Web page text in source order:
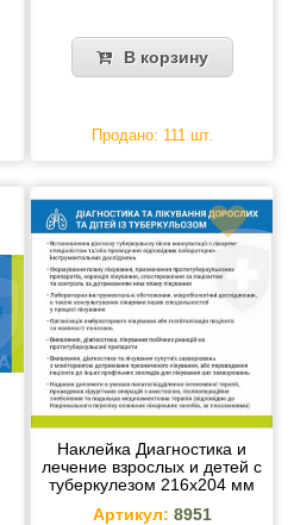
В корзину
Продано: 111 шт.
Наклейка Диагностика и
лечение взрослых и детей с
туберкулезом 216х204 мм
Артикул: 8951